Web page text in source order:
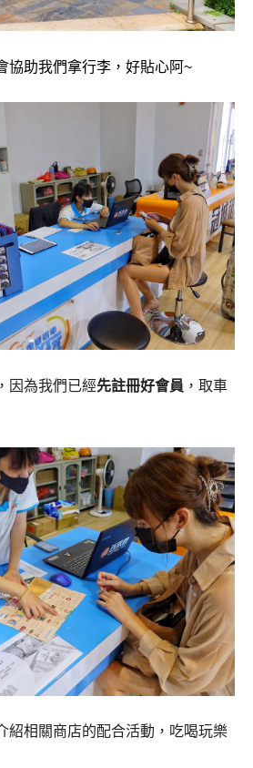
協助我們拿行李，好貼心阿~
因為我們已經先註冊好會員 ，取車
紹相關商店的配合活動，吃喝玩樂